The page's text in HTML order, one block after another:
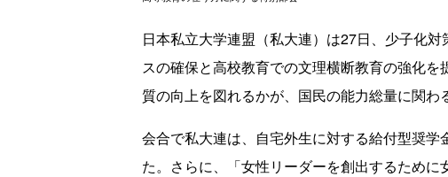
日本私立大学連盟（私大連）は27日、少子化
スの確保と高校教育での文理横断教育の強化
質の向上を図れるかが、国民の能力総量に関わ
会合で私大連は、自宅外生に対する給付型奨
た。さらに、「女性リーダーを創出するため